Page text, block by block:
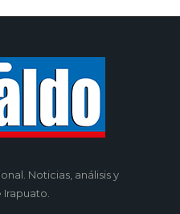
Noticias, análisis y